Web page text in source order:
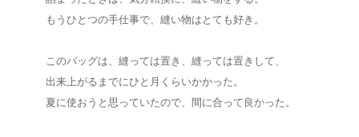
もうひとつの手仕事で、縫い物はとても好き。
このバッグは、縫っては置き、縫っては置きして、
出来上がるまでにひと月くらいかかった。
夏に使おうと思っていたので、間に合って良かった。